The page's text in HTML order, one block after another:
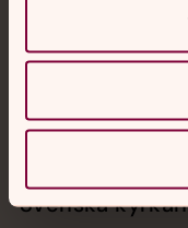
Chatt
Digitalt brev
Svenska kyrkan